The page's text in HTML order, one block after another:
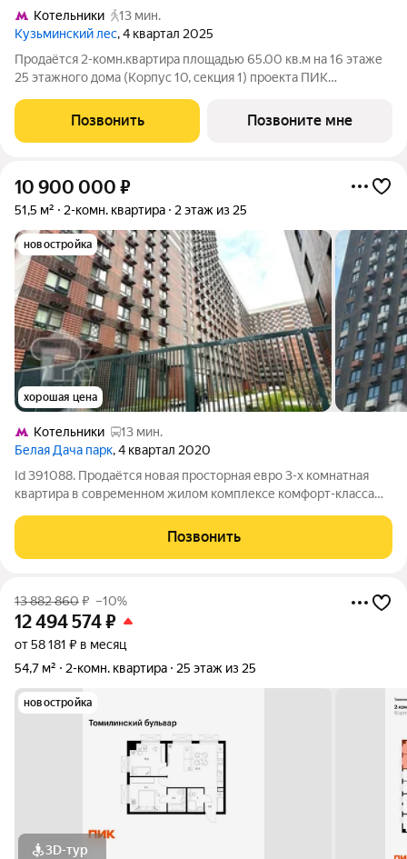
Котельники
13 мин.
Кузьминский лес, 4 квартал 2025
Продаётся 2-комн.квартира площадью 65.00 кв.м на 16 этаже
25 этажного дома (Корпус 10, секция 1) проекта ПИК
земли, функциональная планировка, большие окна, с отделкой.
Жилой квартал «Кузьминский
Позвонить Позвоните мне
10 900 000 ₽
51,5 м² 2-комн. квартира 2 этаж из 25
новостройка
хорошая цена
Котельники
13 мин.
Белая Дача парк, 4 квартал 2020
Id 391088. Продаётся новая просторная евро 3-х комнатная
квартира в современном жилом комплексе комфорт-класса
Котельники , в 2-х км от МКАД. Квартира с качественной
отделкой от застройщика ПИК.
Позвонить
13 882 860₽ –10%
12 494 574₽
от 58 181 ₽ в месяц
54,7 м²
2-комн. квартира 25 этаж из 25
новостройка
3D-тур